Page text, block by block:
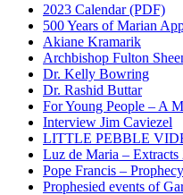
2023 Calendar (PDF)
500 Years of Marian
Akiane Kramarik
Archbishop Fulton
Dr. Kelly Bowring
Dr. Rashid Buttar
For Young People – A
Interview Jim Caviezel
LITTLE PEBBLE
Luz de Maria – Extracts
Pope Francis –
Prophesied events of